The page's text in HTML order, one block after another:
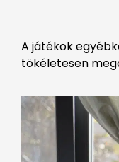
A játékok
tökéletesen